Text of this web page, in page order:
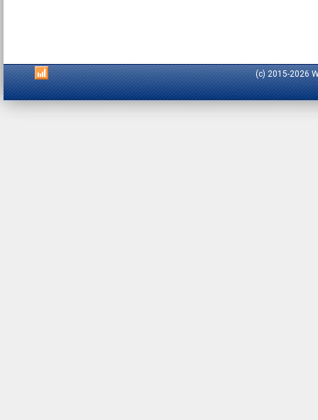
(c) 2015-2026